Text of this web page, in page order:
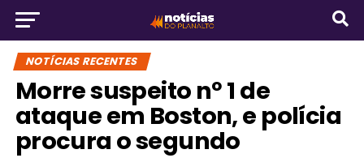
NOTÍCIAS RECENTES
Morre suspeito nº 1 de
ataque em Boston, e polícia
procura o segundo